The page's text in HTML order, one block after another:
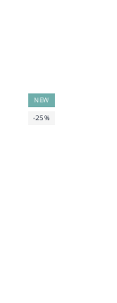
NEW
-25%